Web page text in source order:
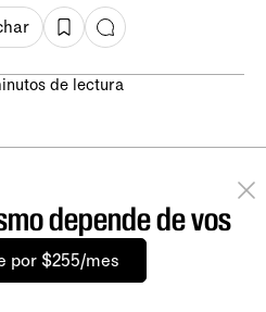
de lectura
depende de vos
por $255/mes